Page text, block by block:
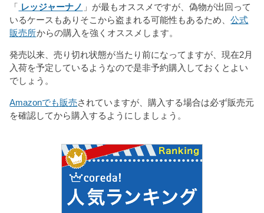
「 レッジャーナノ 」が最もオススメですが、偽物が出回って
いるケースもありそこから盗まれる可能性もあるため、公式
販売所からの購入を強くオススメします。
発売以来、売り切れ状態が当たり前になってますが、現在2月
入荷を予定しているようなので是非予約購入しておくとよい
でしょう。
Amazonでも販売されていますが、購入する場合は必ず販売元
を確認してから購入するようにしましょう。